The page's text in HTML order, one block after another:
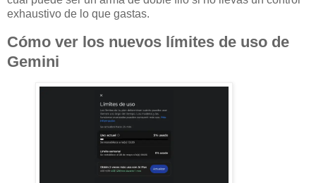
exhaustivo de lo que gastas.
Cómo ver los nuevos límites de uso de
Gemini